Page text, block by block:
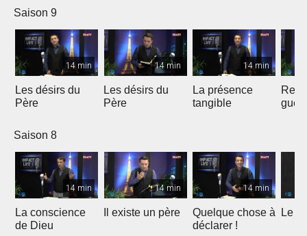
Saison 9
14 min
Les désirs du
Père
14 min
Les désirs du
Père
14 min
La présence
tangible
Saison 8
14 min
La conscience
de Dieu
14 min
Il existe un père
14 min
Quelque chose à
déclarer !
Le